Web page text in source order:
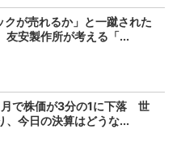
クが売れるか」と一蹴された
安製作所が考える「...
月で株価が3分の1に下落 世
、今日の決算はどうな...